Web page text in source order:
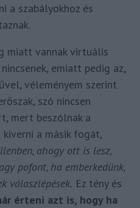
a szabályokhoz és
miatt vannak virtuális
emiatt pedig az,
véleményem szerint
szó nincsen
mert beszólnak a
a másik fogát,
ahogy ott is lesz,
pofont, ha emberkedünk,
válaszlépések. Ez tény és
érteni azt is, hogy ha